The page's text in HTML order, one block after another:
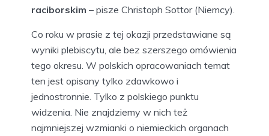
raciborskim – pisze Christoph Sottor (Niemcy).
Co roku w prasie z tej okazji przedstawiane są
wyniki plebiscytu, ale bez szerszego omówienia
tego okresu. W polskich opracowaniach temat
ten jest opisany tylko zdawkowo i
jednostronnie. Tylko z polskiego punktu
widzenia. Nie znajdziemy w nich też
najmniejszej wzmianki o niemieckich organach